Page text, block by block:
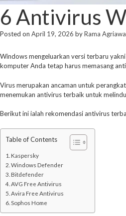
6 Antivirus
Posted on April 19, 2026 byRama
Windows mengeluarkan versi terbaru
komputer Anda tetap harus memasang
Virus merupakan ancaman untuk
menemukan antivirus terbaik untuk
Berikut ini ialah rekomendasi antivirus
Table of Contents
1. Kaspersky
2. Windows Defender
3. Bitdefender
4. AVG Free Antivirus
5. Avira Free Antivirus
6. Sophos Home